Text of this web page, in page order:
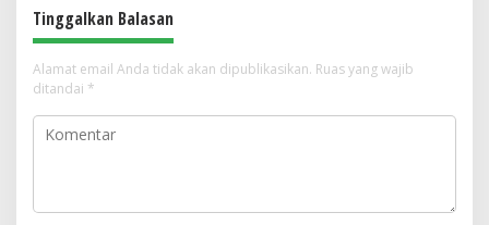
Tinggalkan Balasan
Alamat email Anda tidak akan dipublikasikan. Ruas yang wajib
ditandai *